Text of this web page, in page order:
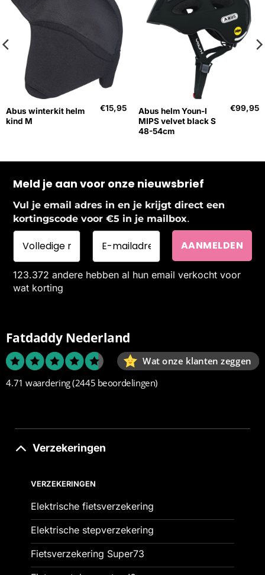
Abus winterkit helm
kind M
€15,95
Abus helm Youn-I
MIPS velvet black S
48-54cm
€99,95
Meld je aan voor onze nieuwsbrief
Vul je email adres in en je krijgt direct een
kortingscode voor €5 in je mailbox.
123.372 andere hebben al hun email verkocht voor
wat korting
Fatdaddy Nederland
Wat onze klanten zeggen
4.71 waardering(2445 beoordelingen)
Verzekeringen
VERZEKERINGEN
Elektrische fietsverzekering
Elektrische stepverzekering
Fietsverzekering Super73